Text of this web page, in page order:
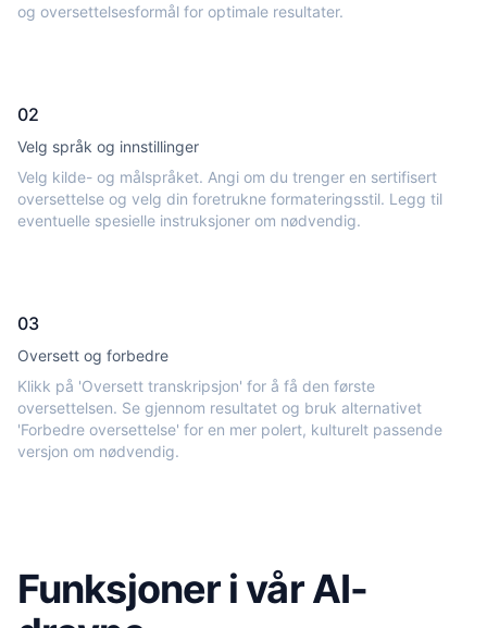
og oversettelsesformål for optimale resultater.
02
Velg språk og innstillinger
Velg kilde- og målspråket. Angi om du trenger en sertifisert
oversettelse og velg din foretrukne formateringsstil. Legg til
eventuelle spesielle instruksjoner om nødvendig.
03
Oversett og forbedre
Klikk på 'Oversett transkripsjon' for å få den første
oversettelsen. Se gjennom resultatet og bruk alternativet
'Forbedre oversettelse' for en mer polert, kulturelt passende
versjon om nødvendig.
Funksjoner i vår AI-